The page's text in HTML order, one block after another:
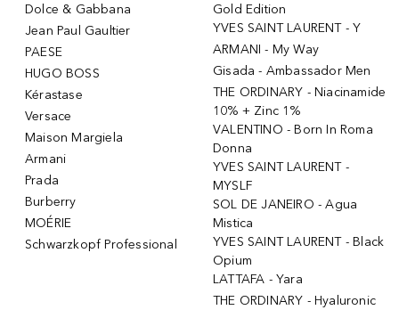
Dolce & Gabbana
Jean Paul Gaultier
PAESE
HUGO BOSS
Kérastase
Versace
Maison Margiela
Armani
Prada
Burberry
MOÉRIE
Schwarzkopf Professional
Gold Edition
YVES SAINT LAURENT - Y
ARMANI - My Way
Gisada - Ambassador Men
THE ORDINARY - Niacinamide
10% + Zinc 1%
VALENTINO - Born In Roma
Donna
YVES SAINT LAURENT -
MYSLF
SOL DE JANEIRO - Agua
Mistica
YVES SAINT LAURENT - Black
Opium
LATTAFA - Yara
THE ORDINARY - Hyaluronic